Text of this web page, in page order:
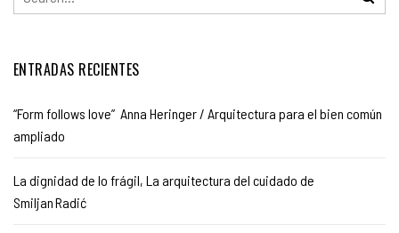
ENTRADAS RECIENTES
“Form follows love” Anna Heringer / Arquitectura para el bien común
ampliado
La dignidad de lo frágil, La arquitectura del cuidado de
Smiljan Radić